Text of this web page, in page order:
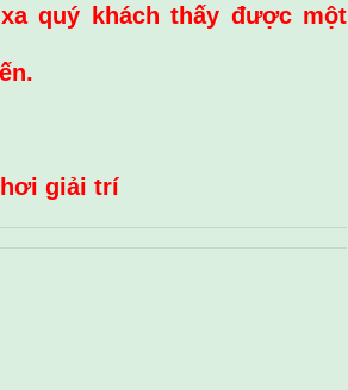
quý khách thấy được một
giải trí